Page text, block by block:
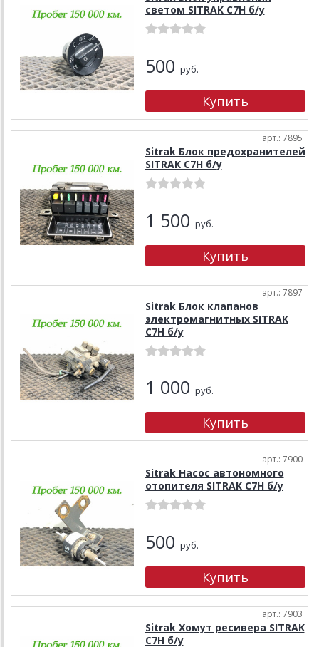
светом SITRAK C7H б/у
500 руб.
арт.: 7895
Sitrak Блок предохранителей
SITRAK C7H б/у
1 500 руб.
арт.: 7897
Sitrak Блок клапанов
электромагнитных SITRAK
C7H б/у
1 000 руб.
арт.: 7900
Sitrak Насос автономного
отопителя SITRAK C7H б/у
500 руб.
арт.: 7903
Sitrak Хомут ресивера SITRAK
C7H б/у